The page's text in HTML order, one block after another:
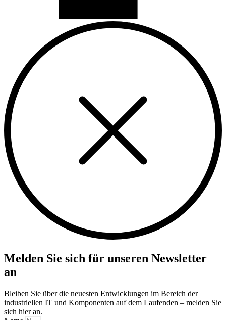
Melden Sie sich für unseren Newsletter
an
Bleiben Sie über die neuesten Entwicklungen im Bereich der
industriellen IT und Komponenten auf dem Laufenden – melden Sie
sich hier an.